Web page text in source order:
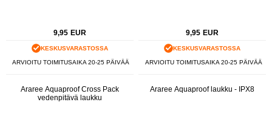
9,95 EUR
KESKUSVARASTOSSA
ARVIOITU TOIMITUSAIKA 20-25 PÄIVÄÄ
9,95 EUR
KESKUSVARASTOSSA
ARVIOITU TOIMITUSAIKA 20-25 PÄIVÄÄ
Araree Aquaproof Cross Pack
vedenpitävä laukku
Araree Aquaproof laukku - IPX8